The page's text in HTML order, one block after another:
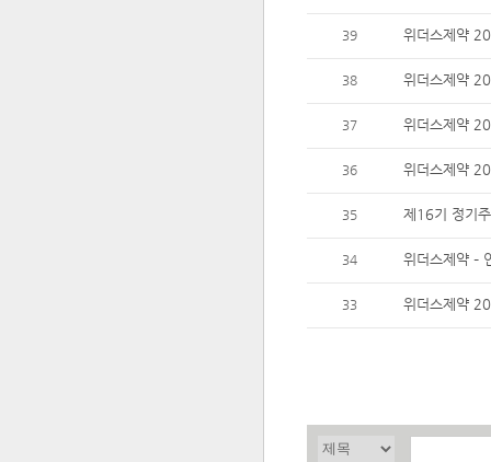
39
38 위더스제약
37 위더스제약
36 위더스제약
35 제16기 정기
34 위더스제약 –
33 위더스제약